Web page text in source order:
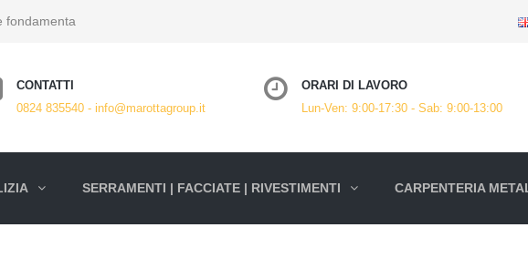
fondamenta
CONTATTI
0824 835540 - info@marottagroup.it
ORARI DI LAVORO
Lun-Ven: 9:00-17:30 - Sab: 9:00-13:00
SERRAMENTI | FACCIATE | RIVESTIMENTI CARPENTERIA